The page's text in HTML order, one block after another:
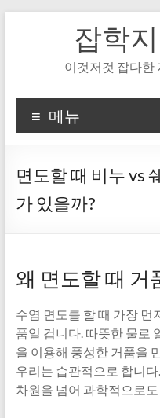
잡학
이것저것 잡다한
메뉴
면도할 때 비누 vs
가 있을까?
왜 면도할 때 거
수염 면도를 할 때 가장 먼
품일 겁니다. 따뜻한 물로
을 이용해 풍성한 거품을
우리는 습관적으로 합니
차원을 넘어 과학적으로